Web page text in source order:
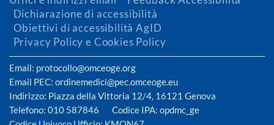
Dichiarazione di accessibilità
Obiettivi di accessibilità AgID
Privacy Policy e Cookies Policy
Email: protocollo@omceoge.org
Email PEC: ordinemedici@pec.omceoge.eu
Indirizzo: Piazza della Vittoria 12/4, 16121 Genova
Telefono: 010 587846 Codice IPA: opdmc_ge